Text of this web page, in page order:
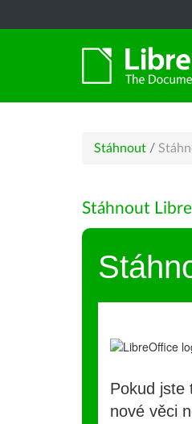
Stáhnout /
Stáhnout
Pokud jste
nové věci